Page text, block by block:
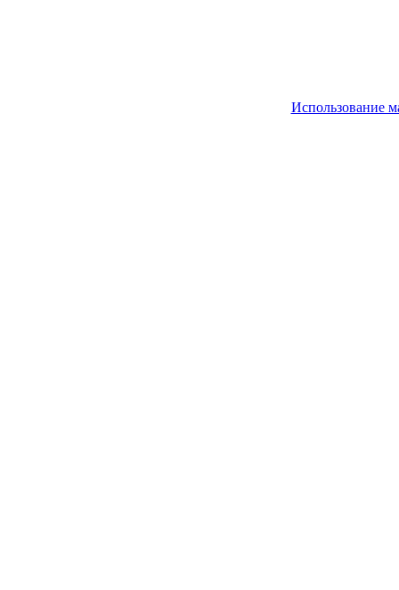
Использование